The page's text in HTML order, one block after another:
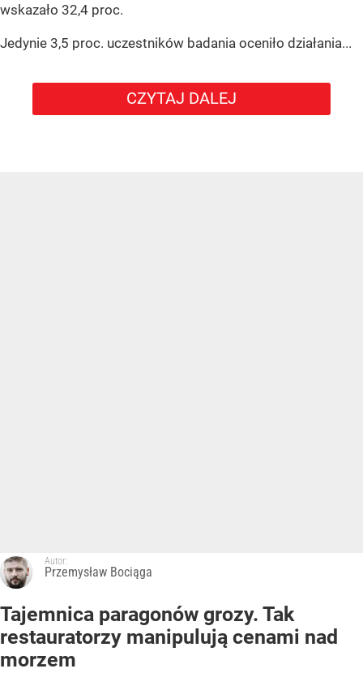
wskazało 32,4 proc.
Jedynie 3,5 proc. uczestników badania oceniło działania...
CZYTAJ DALEJ
Autor:
Przemysław Bociąga
Tajemnica paragonów grozy. Tak
restauratorzy manipulują cenami nad
morzem